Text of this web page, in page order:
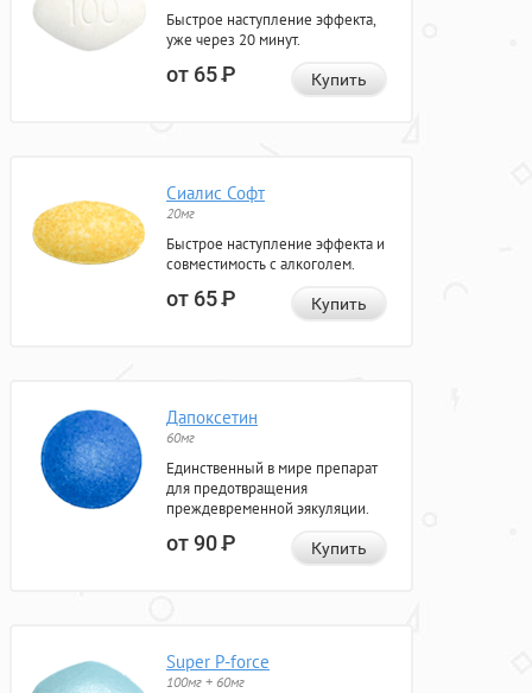
Быстрое наступление эффекта,
уже через 20 минут.
от 65Р Купить
Сиалис Софт
20мг
Быстрое наступление эффекта и
совместимость с алкоголем.
от 65Р Купить
Дапоксетин
60мг
Единственный в мире препарат
для предотвращения
преждевременной эякуляции.
от 90Р Купить
Super P-force
100мг + 60мг